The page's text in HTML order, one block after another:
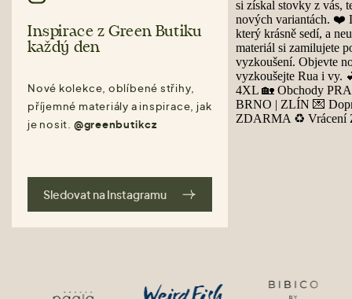
Inspirace z Green Butiku
každý den
Nové kolekce, oblíbené střihy,
příjemné materiály a inspirace, jak
je nosit. @greenbutikcz
Sledovat na Instagramu